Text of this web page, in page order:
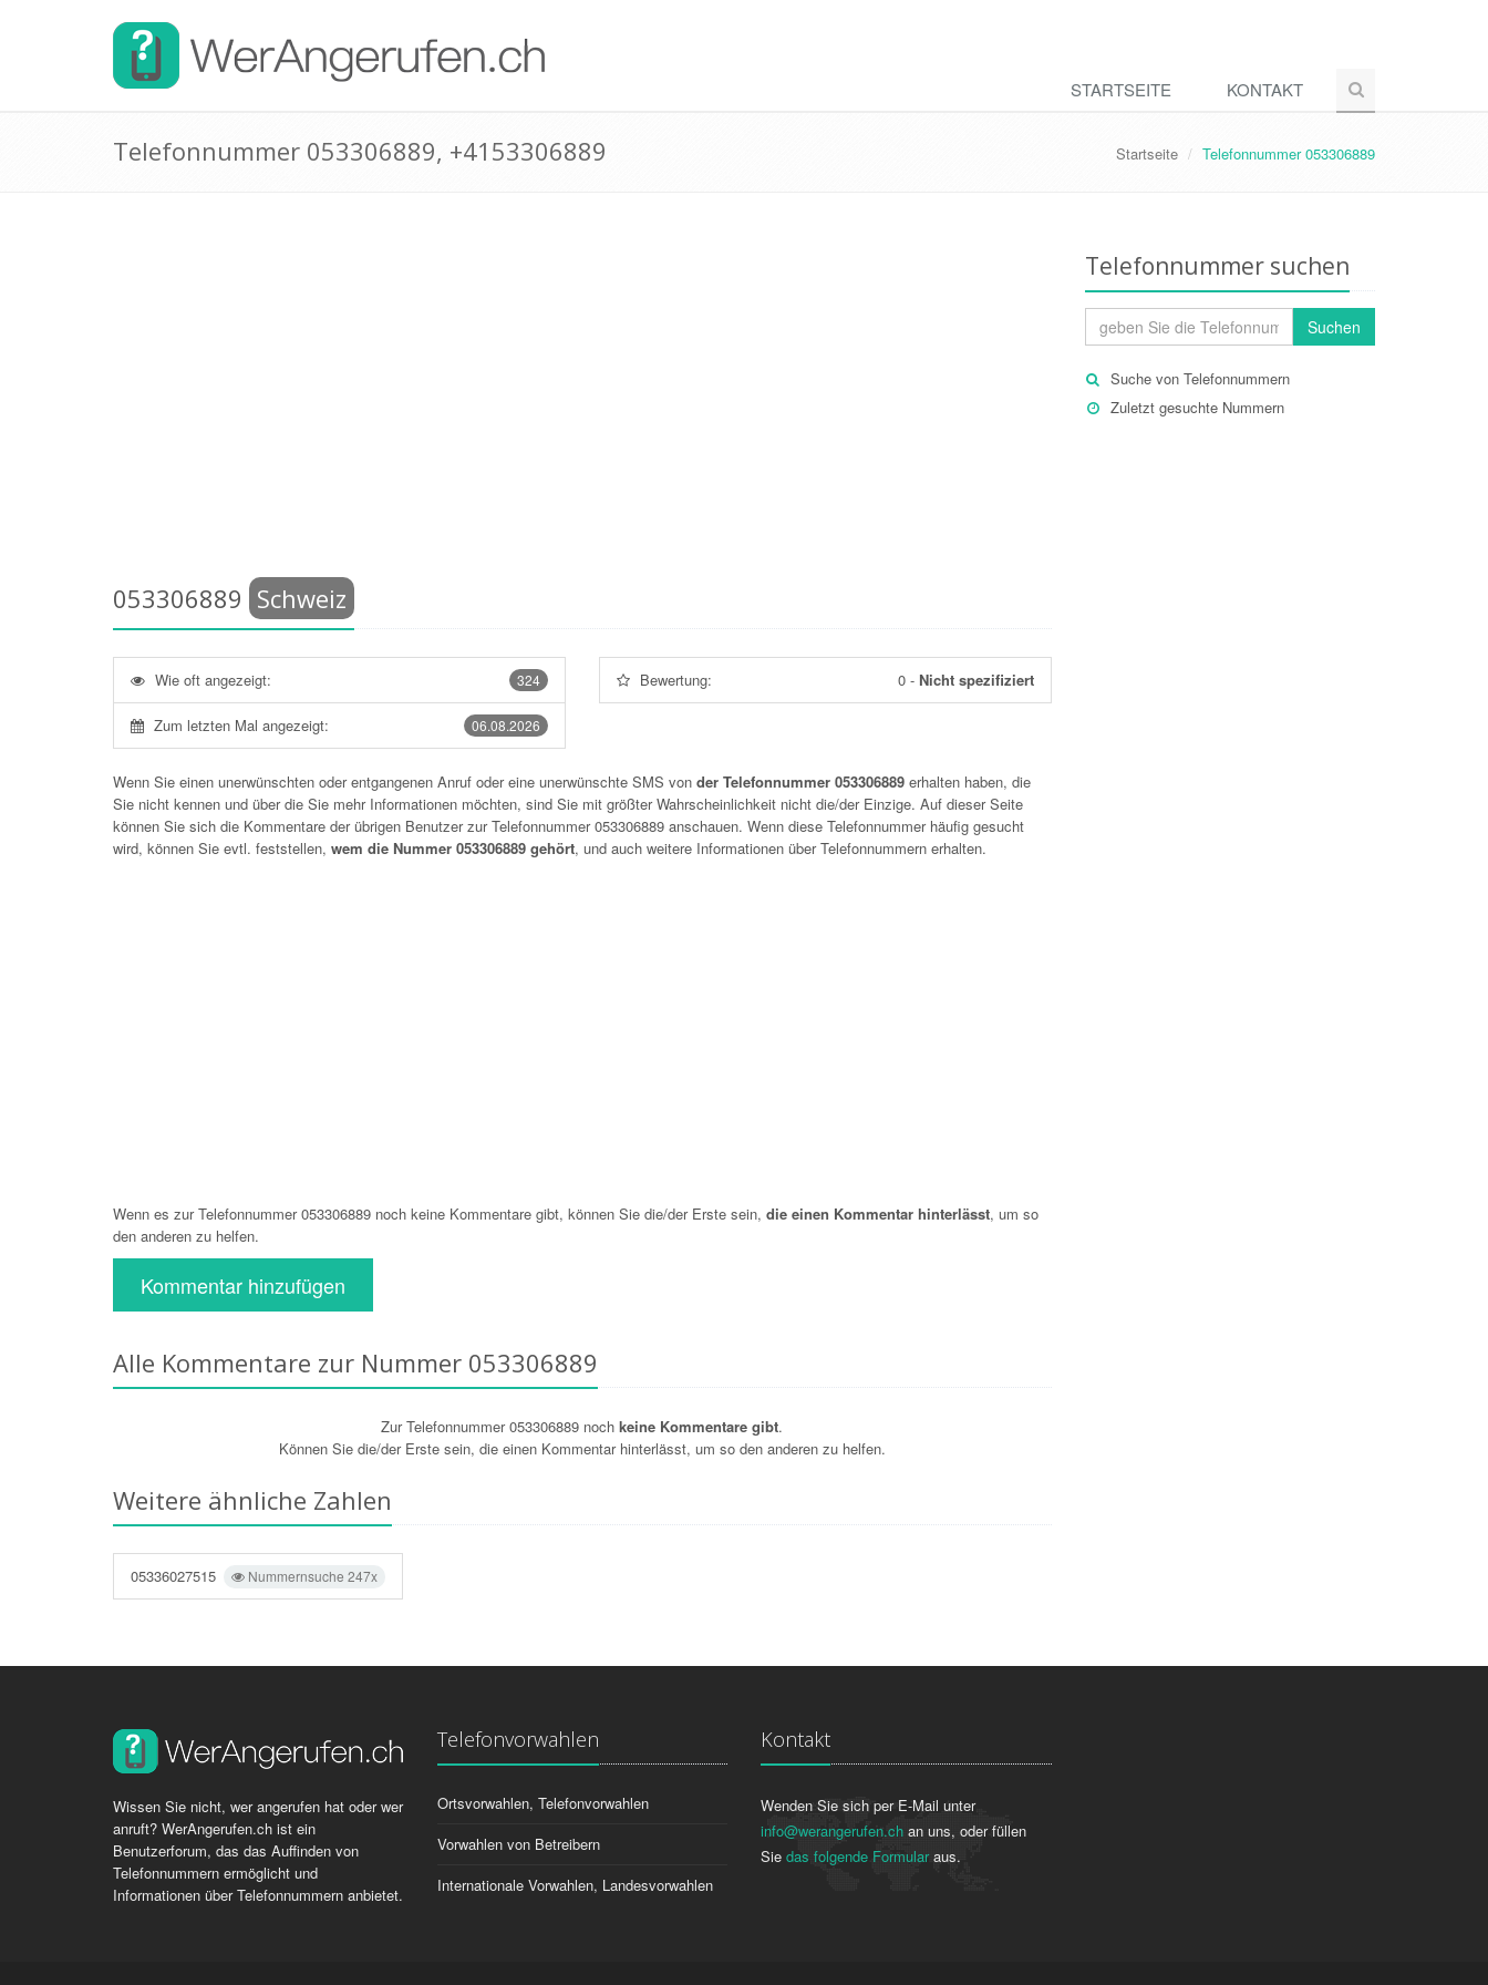
STARTSEITE KONTAKT
Telefonnummer 053306889, +4153306889 Startseite Telefonnummer 053306889
053306889 Schweiz
324
Wie oft angezeigt:
06.08.2026
Zum letzten Mal angezeigt:
Bewertung: 0- Nicht spezifiziert
Wenn Sie einen unerwünschten oder entgangenen Anruf oder eine unerwünschte SMS von der Telefonnummer 053306889 erhalten haben, die
Sie nicht kennen und über die Sie mehr Informationen möchten, sind Sie mit größter Wahrscheinlichkeit nicht die/der Einzige. Auf dieser Seite
können Sie sich die Kommentare der übrigen Benutzer zur Telefonnummer053306889 anschauen. Wenn diese Telefonnummer häufig gesucht
wird, können Sie evtl. feststellen, wem die Nummer 053306889 gehört, und auch weitere Informationen über Telefonnummern erhalten.
Wenn es zur Telefonnummer 053306889 noch keine Kommentare gibt, können Sie die/der Erste sein, die einen Kommentar hinterlässt, um so
den anderen zu helfen.
Kommentar hinzufügen
Alle Kommentare zur Nummer 053306889
Zur Telefonnummer 053306889 nochkeine Kommentare gibt.
Können Sie die/der Erste sein, die einen Kommentar hinterlässt, um so den anderen zu helfen.
Weitere ähnliche Zahlen
Nummernsuche 247x
05336027515
Telefonnummer suchen
Suchen
Suche von Telefonnummern
Zuletzt gesuchte Nummern
Wissen Sie nicht, wer angerufen hat oder wer
anruft? WerAngerufen.ch ist ein
Benutzerforum, das das Auffinden von
Telefonnummern ermöglicht und
Informationen über Telefonnummern anbietet.
Telefonvorwahlen
Ortsvorwahlen, Telefonvorwahlen
Vorwahlen von Betreibern
Internationale Vorwahlen, Landesvorwahlen
Kontakt
Wenden Sie sich per E-Mail unter
info@werangerufen.ch an uns, oder füllen
Sie das folgende Formularaus.